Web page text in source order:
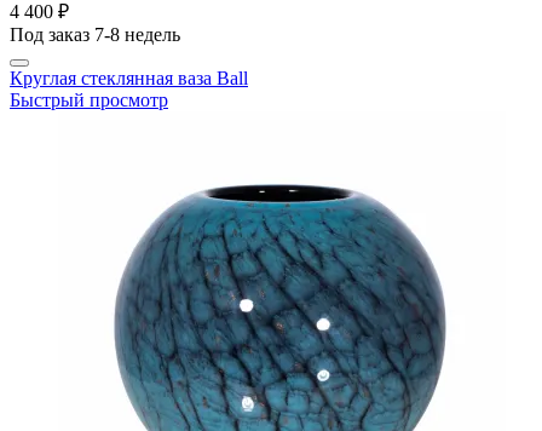
4 400 ₽
Под заказ 7-8 недель
Круглая стеклянная ваза Ball
Быстрый просмотр